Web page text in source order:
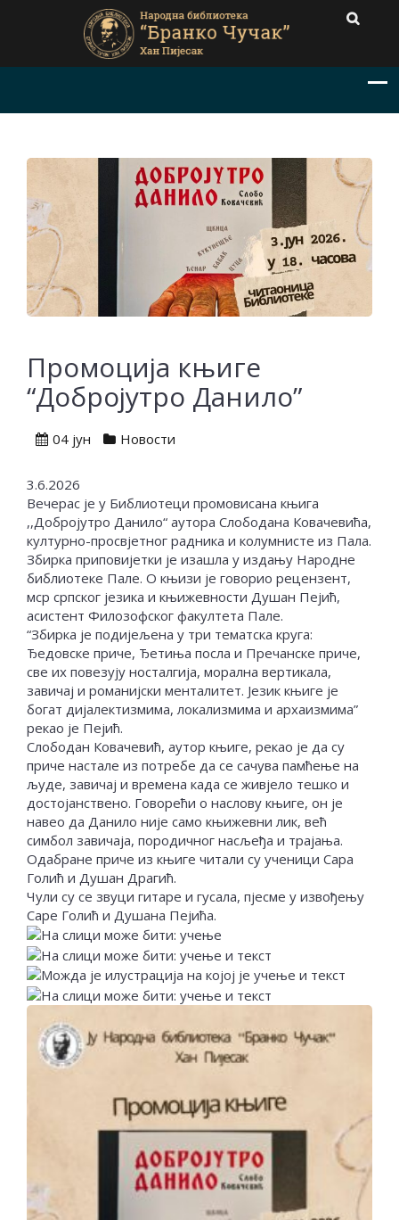
Промоција књиге
“Добројутро Данило”
04 јун Новости
3.6.2026
Вечерас је у Библиотеци промовисана књига
,,Добројутро Данило“ аутора Слободана Ковачевића,
културно-просвјетног радника и колумнисте из Пала.
Збирка приповијетки је изашла у издању Народне
библиотеке Пале. О књизи је говорио рецензент,
мср српског језика и књижевности Душан Пејић,
асистент Филозофског факултета Пале.
“Збирка је подијељена у три тематска круга:
Ђедовске приче, Ђетиња посла и Пречанске приче,
све их повезују носталгија, морална вертикала,
завичај и романијски менталитет. Језик књиге је
богат дијалектизмима, локализмима и архаизмима”
рекао је Пејић.
Слободан Ковачевић, аутор књиге, рекао је да су
приче настале из потребе да се сачува памћење на
људе, завичај и времена када се живјело тешко и
достојанствено. Говорећи о наслову књиге, он је
навео да Данило није само књижевни лик, већ
симбол завичаја, породичног насљеђа и трајања.
Одабране приче из књиге читали су ученици Сара
Голић и Душан Драгић.
Чули су се звуци гитаре и гусала, пјесме у извођењу
Саре Голић и Душана Пејића.